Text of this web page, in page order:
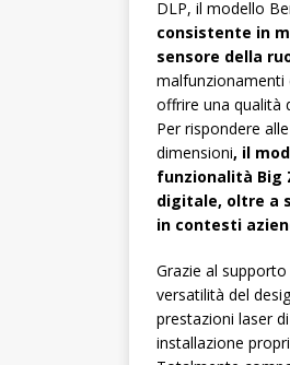
DLP, il modello
consistente in
sensore della
malfunzionamenti
offrire una qualità
Per rispondere
dimensioni, il
funzionalità Big
digitale, oltre a
in contesti
Grazie al
versatilità del
prestazioni laser
installazione